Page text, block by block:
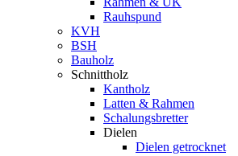
Rauhspund
KVH
BSH
Bauholz
Schnittholz
Kantholz
Latten & Rahmen
Schalungsbretter
Dielen
Dielen getrocknet